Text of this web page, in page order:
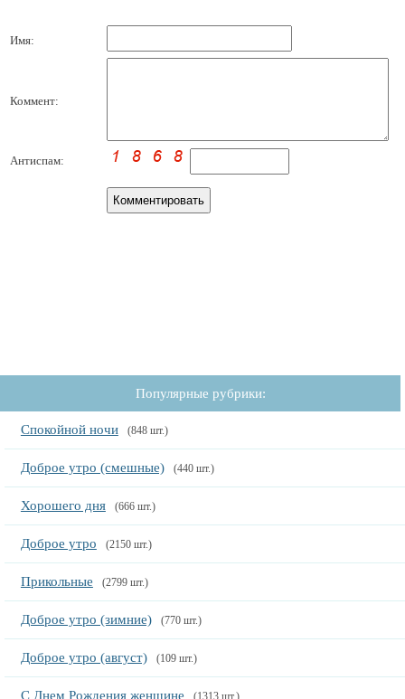
Имя:
Коммент:
Антиспам:
Популярные рубрики:
Спокойной ночи (848 шт.)
Доброе утро (смешные) (440 шт.)
Хорошего дня (666 шт.)
Доброе утро (2150 шт.)
Прикольные (2799 шт.)
Доброе утро (зимние) (770 шт.)
Доброе утро (август) (109 шт.)
С Днем Рождения женщине (1313 шт.)